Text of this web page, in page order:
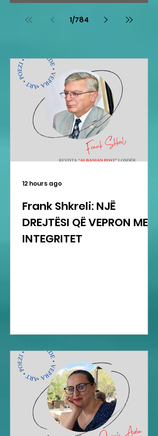
me lopë
1/784
Frank Shkreli: NJË
DREJTËSI QË VEPRON ME
INTEGRITET
12 hours ago